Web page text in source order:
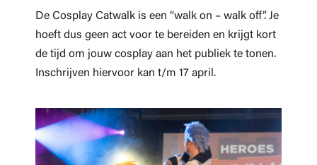
De Cosplay Catwalk is een “walk on – walk off”. Je
hoeft dus geen act voor te bereiden en krijgt kort
de tijd om jouw cosplay aan het publiek te tonen.
Inschrijven hiervoor kan t/m 17 april.